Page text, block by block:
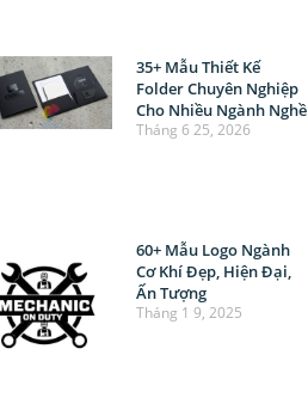
35+ Mẫu Thiết Kế
Folder Chuyên Nghiệp
Cho Nhiều Ngành Nghề
Tháng 6 25, 2026
60+ Mẫu Logo Ngành
Cơ Khí Đẹp, Hiện Đại,
Ấn Tượng
Tháng 1 9, 2025